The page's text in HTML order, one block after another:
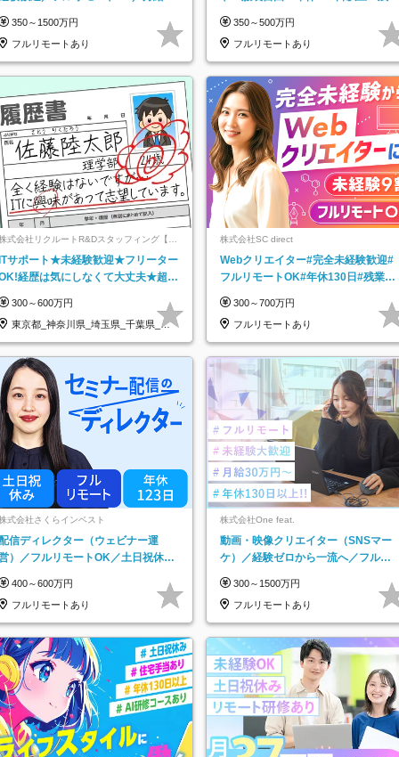
350～1500万円
フルリモートあり
350～500万円
フルリモートあり
式会社リクルートR&Dスタッフィング【リ
ルートグループ】
サポート★未経験歓迎★フリーター
経歴は気にしなくて大丈夫★超大
300～600万円
東京都_神奈川県_埼玉県_千葉県_大
府…
株式会社SC direct
Webクリエイター#完全未経験歓迎#
フルリモートOK#年休130日#残業月
300～700万円
フルリモートあり
式会社さくらインベスト
信ディレクター（ウェビナー運
）／フルリモートOK／土日祝休み
400～600万円
フルリモートあり
株式会社One feat.
動画・映像クリエイター（SNSマー
ケ）／経験ゼロから一流へ／フルリ
日以上
300～1500万円
フルリモートあり